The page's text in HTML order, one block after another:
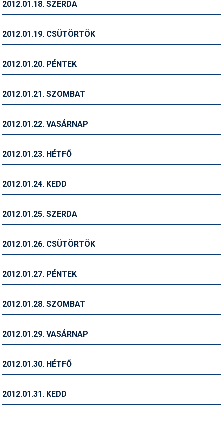
Történelem
Túrasí
Utazási tippek
Védőfelszerelés
2012.01.18. SZERDA
2012.01.19. CSÜTÖRTÖK
2012.01.20. PÉNTEK
2012.01.21. SZOMBAT
2012.01.22. VASÁRNAP
2012.01.23. HÉTFŐ
2012.01.24. KEDD
2012.01.25. SZERDA
2012.01.26. CSÜTÖRTÖK
2012.01.27. PÉNTEK
2012.01.28. SZOMBAT
2012.01.29. VASÁRNAP
2012.01.30. HÉTFŐ
2012.01.31. KEDD